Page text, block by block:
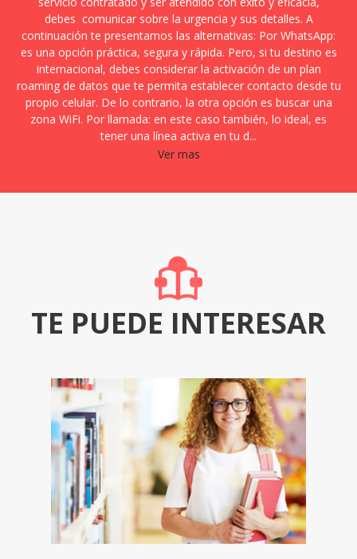
debes comunicar sobre la urgencia y sus detalles. A
continuación te presentamos las alternativas: Por WhatsApp:
es una opción práctica, segura y rápida. Pero, si tu destino es
internacional, debes considerar la activación de un plan
roaming de datos que te permita establecer contacto desde tu
propio celular. De lo contrario, la otra opción es buscar una
zona WiFi. Por llamada: en este caso también, lo ideal, es
tener una línea activa en tu d...
Ver mas
TE PUEDE INTERESAR